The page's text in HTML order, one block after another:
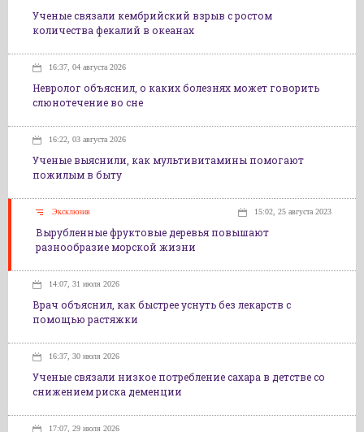
Ученые связали кембрийский взрыв с ростом
количества фекалий в океанах
16:37, 04 августа 2026
Невролог объяснил, о каких болезнях может говорить
слюнотечение во сне
16:22, 03 августа 2026
Ученые выяснили, как мультивитамины помогают
пожилым в быту
Эксклюзив 15:02, 25 августа 2023
Вырубленные фруктовые деревья повышают
разнообразие морской жизни
14:07, 31 июля 2026
Врач объяснил, как быстрее уснуть без лекарств с
помощью растяжки
16:37, 30 июля 2026
Ученые связали низкое потребление сахара в детстве со
снижением риска деменции
17:07, 29 июля 2026